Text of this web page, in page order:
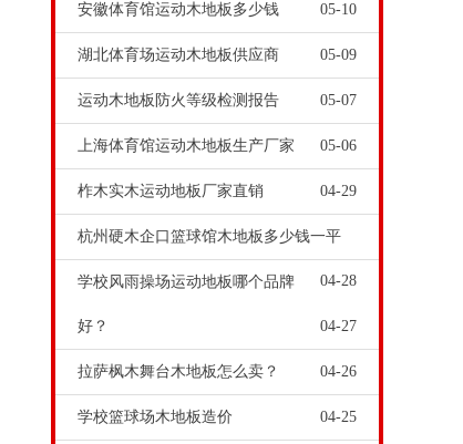
安徽体育馆运动木地板多少钱 05-10
湖北体育场运动木地板供应商 05-09
运动木地板防火等级检测报告 05-07
上海体育馆运动木地板生产厂家 05-06
柞木实木运动地板厂家直销 04-29
杭州硬木企口篮球馆木地板多少钱一平
04-28
学校风雨操场运动地板哪个品牌
好？ 04-27
拉萨枫木舞台木地板怎么卖？ 04-26
学校篮球场木地板造价 04-25